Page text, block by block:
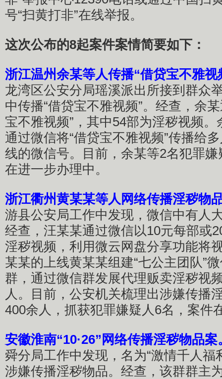
号“扫黄打非”在线举报。
这次公布的8起案件案情简要如下：
浙江温州余某等人传播“借贷宝不雅视
龙湾区公安分局瑶溪派出所接到群众
中传播“借贷宝不雅视频”。经查，余
宝不雅视频”，其中54部为淫秽视频
通过微信将“借贷宝不雅视频”传播给
线的微信号。目前，余某等2名犯罪
在进一步办理中。
浙江衢州黄某某等人网络传播淫秽物
游县公安局工作中发现，微信中有人
经查，汪某某通过微信以10元每部或
淫秽视频，利用微云网盘分享功能将
某某的上线黄某某组建“七公主团队”
群，通过微信群发展代理贩卖淫秽视
人。目前，公安机关梳理出涉嫌传播
400余人，抓获犯罪嫌疑人6名，案件
安徽淮南“10·26”网络传播淫秽物品案
舜分局工作中发现，名为“激情千人福
涉嫌传播淫秽物品。经查，该群群主